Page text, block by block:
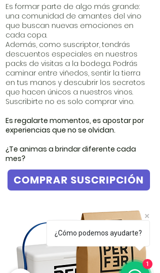
Es formar parte de algo más grande:
una comunidad de amantes del vino
que buscan nuevas emociones en
cada copa.
Además, como suscriptor, tendrás
descuentos especiales en nuestros
packs de visitas a la bodega. Podrás
caminar entre viñedos, sentir la tierra
en tus manos y descubrir los secretos
que hacen únicos a nuestros vinos.
Suscribirte no es solo comprar vino.
Es regalarte momentos, es apostar por
experiencias que no se olvidan.
¿Te animas a brindar diferente cada
mes?
COMPRAR SUSCRIPCIÓN
¿Cómo podemos ayudarte?
1